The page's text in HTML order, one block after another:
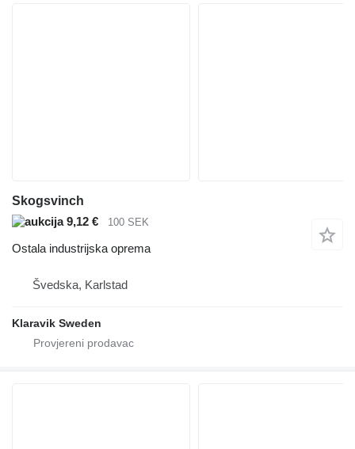
Skogsvinch
9,12 €
100 SEK
Ostala industrijska oprema
Švedska, Karlstad
Klaravik Sweden